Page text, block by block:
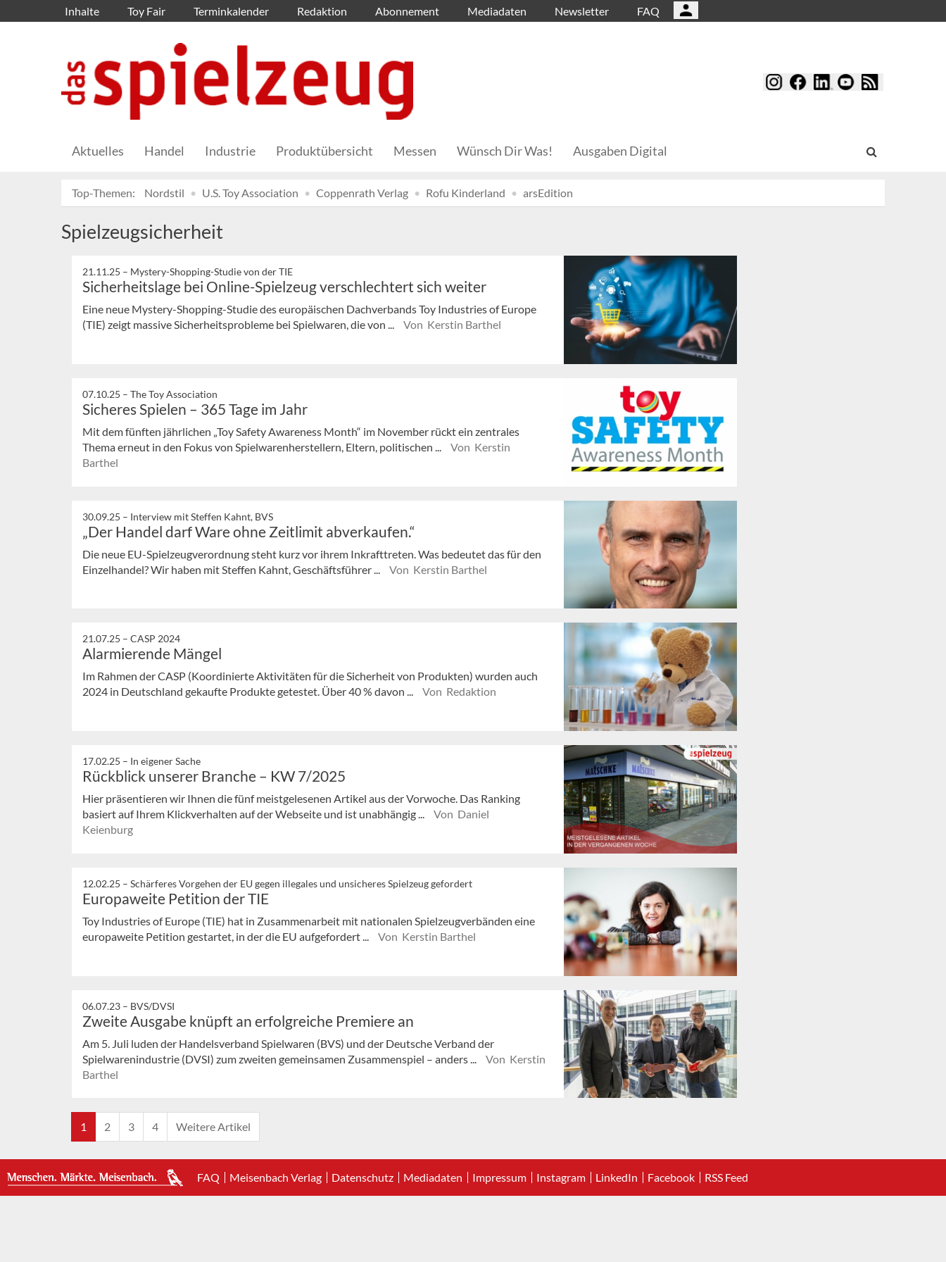
Inhalte Toy Fair Terminkalender Redaktion Abonnement Mediadaten Newsletter FAQ
Aktuelles Handel Industrie Produktübersicht Messen Wünsch Dir Was! Ausgaben Digital
Top-Themen: Nordstil U.S. Toy Association Coppenrath Verlag Rofu Kinderland arsEdition
Spielzeugsicherheit
21.11.25 – Mystery-Shopping-Studie von der TIE
Sicherheitslage bei Online-Spielzeug verschlechtert sich weiter
Eine neue Mystery-Shopping-Studie des europäischen Dachverbands Toy Industries of Europe
(TIE) zeigt massive Sicherheitsprobleme bei Spielwaren, die von ...
Von Kerstin Barthel
07.10.25 – The Toy Association
Sicheres Spielen – 365 Tage im Jahr
Mit dem fünften jährlichen „Toy Safety Awareness Month“ im November rückt ein zentrales
Thema erneut in den Fokus von Spielwarenherstellern, Eltern, politischen ...
Von Kerstin
Barthel
30.09.25 – Interview mit Steffen Kahnt, BVS
„Der Handel darf Ware ohne Zeitlimit abverkaufen.“
Die neue EU-Spielzeugverordnung steht kurz vor ihrem Inkrafttreten. Was bedeutet das für den
Einzelhandel? Wir haben mit Steffen Kahnt, Geschäftsführer ...
Von Kerstin Barthel
21.07.25 – CASP 2024
Alarmierende Mängel
Im Rahmen der CASP (Koordinierte Aktivitäten für die Sicherheit von Produkten) wurden auch
2024 in Deutschland gekaufte Produkte getestet. Über 40 % davon ...
Von Redaktion
17.02.25 – In eigener Sache
Rückblick unserer Branche – KW 7/2025
Hier präsentieren wir Ihnen die fünf meistgelesenen Artikel aus der Vorwoche. Das Ranking
basiert auf Ihrem Klickverhalten auf der Webseite und ist unabhängig ...
Von Daniel
Keienburg
12.02.25 – Schärferes Vorgehen der EU gegen illegales und unsicheres Spielzeug gefordert
Europaweite Petition der TIE
Toy Industries of Europe (TIE) hat in Zusammenarbeit mit nationalen Spielzeugverbänden eine
europaweite Petition gestartet, in der die EU aufgefordert ...
Von Kerstin Barthel
06.07.23 – BVS/DVSI
Zweite Ausgabe knüpft an erfolgreiche Premiere an
Am 5. Juli luden der Handelsverband Spielwaren (BVS) und der Deutsche Verband der
Spielwarenindustrie (DVSI) zum zweiten gemeinsamen Zusammenspiel – anders ...
Von Kerstin
Barthel
1 2 3 4 Weitere Artikel
FAQ Meisenbach Verlag Datenschutz Mediadaten Impressum Instagram LinkedIn Facebook RSS Feed